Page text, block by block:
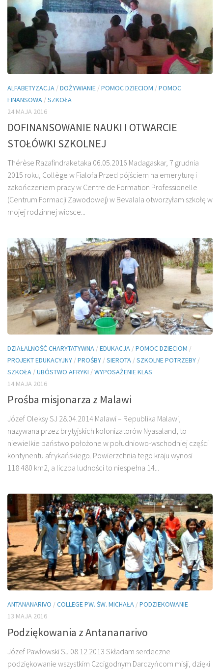
ALFABETYZACJA /DOŻYWIANIE /POMOC DZIECIOM /POMOC
FINANSOWA /SZKOŁA
24 MAJA 2016
DOFINANSOWANIE NAUKI I OTWARCIE
STOŁÓWKI SZKOLNEJ
Thérèse Razafindraketaka 06.05.2016 Madagaskar, 7 grudnia
2015 roku, Collège w Fialofa Przed pójściem na emeryturę i
zakończeniem pracy w Centre de Formation Professionelle
(Centrum Formacji Zawodowej) w Bevalala otworzyłam szkołę w
mojej rodzinnej wiosce...
DZIAŁALNOŚĆ CHARYTATYWNA /EDUKACJA /POMOC DZIECIOM /
PROJEKT EDUKACYJNY /PROŚBY /SIEROTA /SZKOLNE POTRZEBY /
SZKOŁA /UBÓSTWO AFRYKI /WYPOSAŻENIE KLAS
14 MAJA 2016
Prośba misjonarza z Malawi
Józef Oleksy SJ 28.04.2014 Malawi – Republika Malawi,
nazywana przez brytyjskich kolonizatorów Nyasaland, to
niewielkie państwo położone w południowo-wschodniej części
kontynentu afrykańskiego. Powierzchnia tego kraju wynosi
118 480 km2, a liczba ludności to niespełna 14...
ANTANANARIVO /COLLEGE PW. ŚW. MICHAŁA /PODZIEKOWANIE
13 MAJA 2016
Podziękowania z Antananarivo
Józef Pawłowski SJ 08.12.2013 Składam serdeczne
podziękowanie wszystkim Czcigodnym Darczyńcom misji, dzię­ki